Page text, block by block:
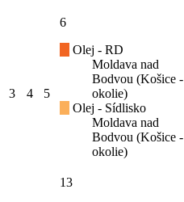
3 4 5
6
Olej - RD
Moldava nad
Bodvou (Košice -
okolie)
Olej - Sídlisko
Moldava nad
Bodvou (Košice -
okolie)
13